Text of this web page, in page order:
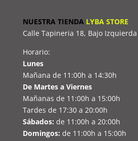
NUESTRA TIENDA LYBA STORE
Calle Tapineria 18, Bajo Izquierda
Horario:
Lunes
Mañana de 11:00h a 14:30h
De Martes a Viernes
Mañanas de 11:00h a 15:00h
Tardes de 17:30 a 20:00h
Sábados: de 11:00h a 20:00h
Domingos: de 11:00h a 15:00h